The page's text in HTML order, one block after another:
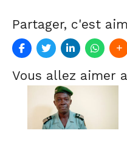
Partager, c'est
Vous allez aimer